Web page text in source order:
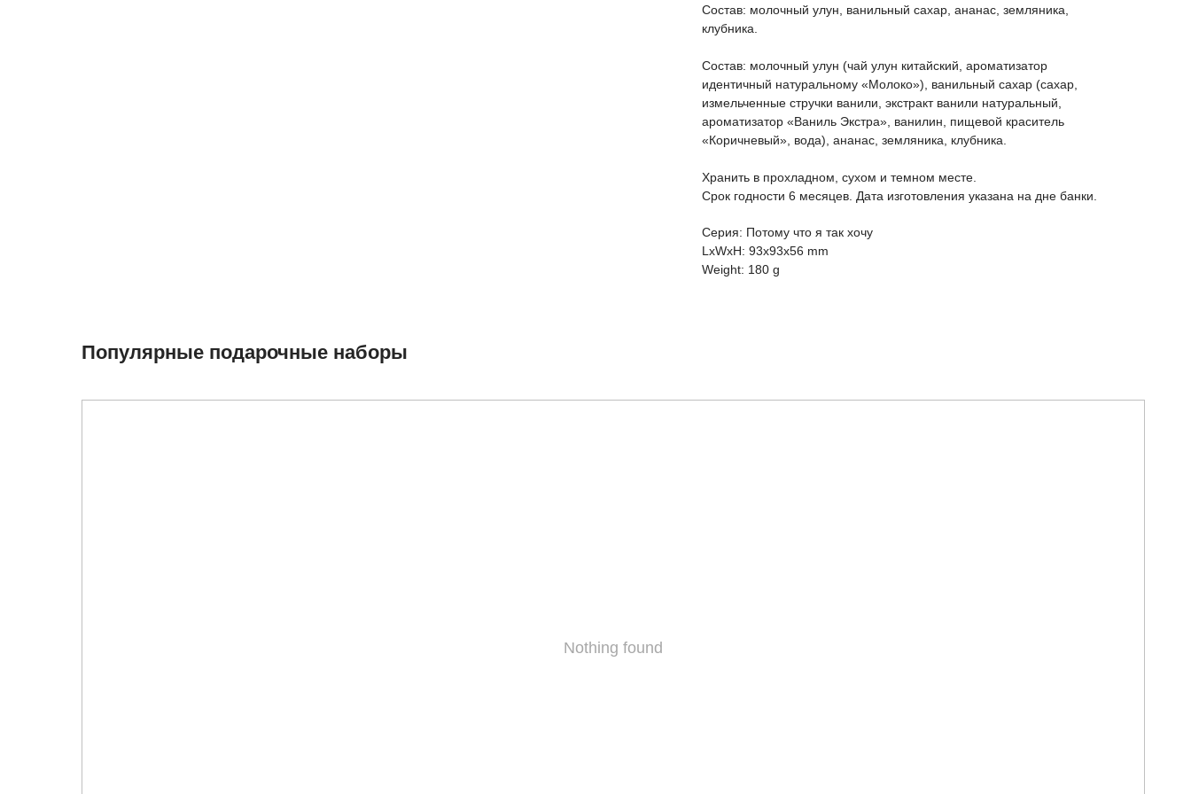
Состав: молочный улун, ванильный сахар, ананас, земляника,
клубника.
Состав: молочный улун (чай улун китайский, ароматизатор
идентичный натуральному «Молоко»), ванильный сахар (сахар,
измельченные стручки ванили, экстракт ванили натуральный,
ароматизатор «Ваниль Экстра», ванилин, пищевой краситель
«Коричневый», вода), ананас, земляника, клубника.
Хранить в прохладном, сухом и темном месте.
Срок годности 6 месяцев. Дата изготовления указана на дне банки.
Серия: Потому что я так хочу
LxWxH: 93x93x56 mm
Weight: 180 g
Популярные подарочные наборы
Nothing found